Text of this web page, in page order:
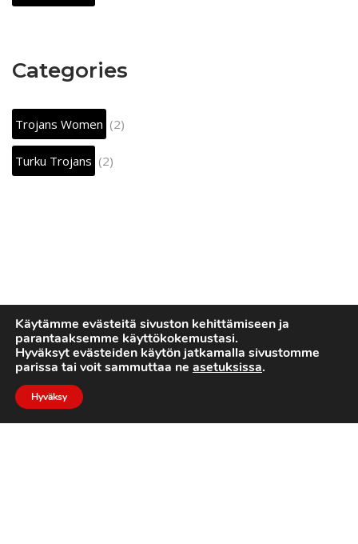
Categories
Trojans Women (2)
Turku Trojans (2)
Käytämme evästeitä sivuston kehittämiseen ja
parantaaksemme käyttökokemustasi.
Hyväksyt evästeiden käytön jatkamalla sivustomme
parissa tai voit sammuttaa ne asetuksissa.
Hyväksy